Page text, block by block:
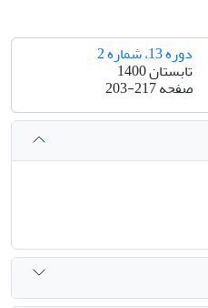
دوره 13، شماره 2
تابستان 1400
صفحه203-217